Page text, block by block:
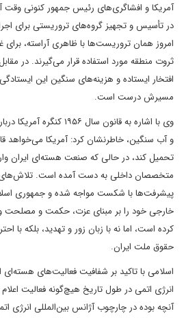
آمریکا و افشاگری‌های رئیس جمهور کنونی وقت
در تأسیس و تجهیز گروه‌های تروریستی برای
امروز همان تروریست‌ها با ظاهری آراسته، برای
ثروت منطقه مورد استفاده قرار می‌گیرند. در
افتخار ایستاده و هزینه‌های سنگین این
مسیرش درست است.
وی با اشاره به قانون سال
و آب سنگین، خاطرنشان کرد: آمریکا می‌خواهد
تحمیل کند، در حالی که صنعت هسته‌ای ایران
متخصصان داخلی به دست آمده است. تلاش‌های
پیشرفت‌ها با شکست مواجه شده و جمهوری
خارجی خود را بر مبنای عزت، حکمت و مصلحت و
کرده است، اما نه با زبان زور و تهدید، بلکه با
حقوق ملت ایران.
اسلامی با تاکید بر شفافیت فعالیت‌های هسته‌ای
انرژی اتمی در طول تاریخ هیچ‌گونه فعالیت
آنچه بوده در چارچوب آژانس بین‌المللی